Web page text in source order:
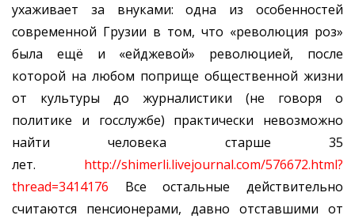
ухаживает за внуками: одна из особенностей
современной Грузии в том, что «революция роз»
была ещё и «ейджевой» революцией, после
которой на любом поприще общественной жизни
от культуры до журналистики (не говоря о
политике и госслужбе) практически невозможно
найти человека старше 35
лет. http://shimerli.livejournal.com/576672.html?
thread=3414176 Все остальные действительно
считаются пенсионерами, давно отставшими от